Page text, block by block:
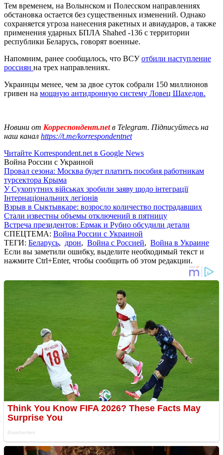
Тем временем, на Волынском и Полесском направлениях
обстановка остается без существенных изменений. Однако
сохраняется угроза нанесения ракетных и авиаударов, а также
применения ударных БПЛА Shahed -136 с территории
республики Беларусь, говорят военные.
Напомним, ранее сообщалось, что ВСУотбили наступление
россиян на трех направлениях.
Украинцы менее, чем за двое суток собрали 150 миллионов
гривен на мощную антидронную систему Ловец Шахедов.
Новини от Корреспондент.netв Telegram. Підписуйтесь на
наш канал https://t.me/korrespondentnet
Читайте Korrespondent.net в Google News
Война России с Украиной
Провал сезона: Москва будет платить пособия работникам
турсектора Крыма
У Сухопутних військах зробили заяву щодо інтеграції
Інтернаціональних легіонів
Взрыв в Сыктывкаре: возросло количество пострадавших
Стали известны объемы отключений в пятницу
Встреча президентов: Ермак и Рубио обсудили детали
СПЕЦТЕМА: Война России с Украиной
ТЕГИ: Беларусь, дрон, Война с Россией, Война в Украине
Если вы заметили ошибку, выделите необходимый текст и
нажмите Ctrl+Enter, чтобы сообщить об этом редакции.